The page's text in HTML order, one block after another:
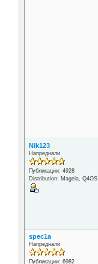
Nik123
Напреднали
Публикации: 4928
Distribution: Mageia, Q4OS
spec1a
Напреднали
Публикации: 6982